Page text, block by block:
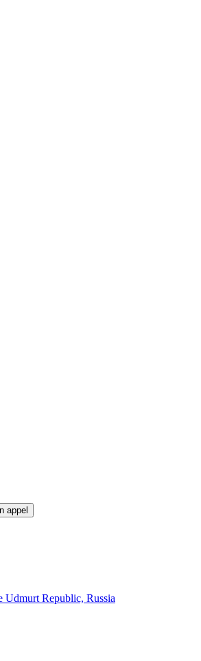
appel
Udmurt Republic, Russia